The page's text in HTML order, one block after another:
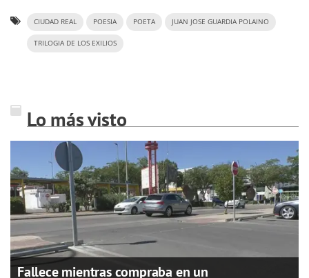
CIUDAD REAL POESIA POETA JUAN JOSE GUARDIA POLAINO
TRILOGIA DE LOS EXILIOS
Lo más visto
Fallece mientras compraba en un